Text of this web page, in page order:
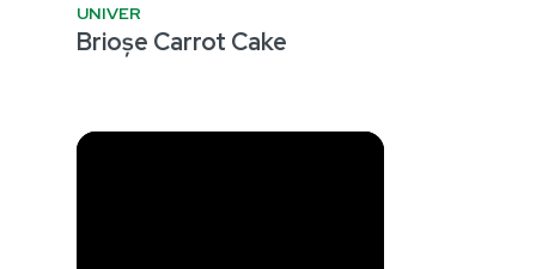
UNIVER
Brioșe Carrot Cake